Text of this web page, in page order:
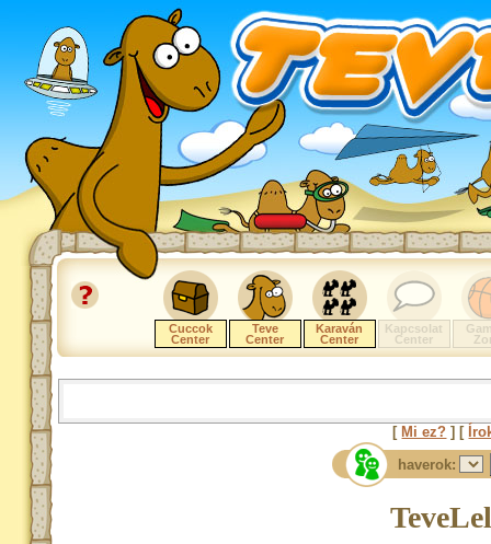
Cuccok
Center
Teve
Center
Karaván
Center
Kapcsolat
Center
[ Mi ez? ] [
haverok: